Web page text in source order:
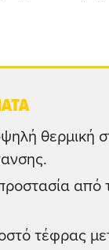
θερμική
τέφρας